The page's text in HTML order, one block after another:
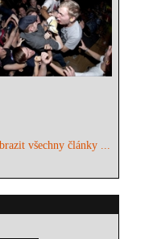
všechny články ...